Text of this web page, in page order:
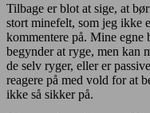
Tilbage er blot at sige, at
stort minefelt, som jeg ikke
kommentere på. Mine
begynder at ryge, men kan
de selv ryger, eller er
reagere på med vold for at
ikke så sikker på.